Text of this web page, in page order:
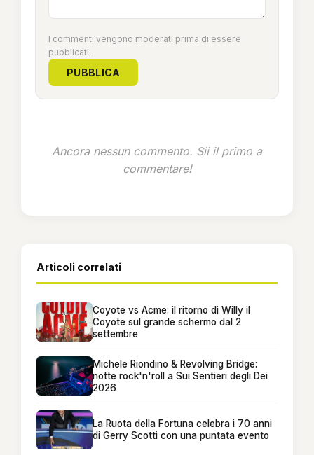
I commenti vengono moderati prima di essere
pubblicati.
PUBBLICA
Ancora nessun commento. Sii il primo a
commentare!
Articoli correlati
Coyote vs Acme: il ritorno di Willy il
Coyote sul grande schermo dal 2
settembre
Michele Riondino & Revolving Bridge:
notte rock'n'roll a Sui Sentieri degli Dei
2026
La Ruota della Fortuna celebra i 70 anni
di Gerry Scotti con una puntata evento